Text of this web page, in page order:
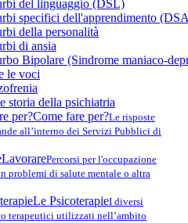
del linguaggio (DSL)
specifici dell'apprendimento
della personalità
di ansia
Bipolare (Sindrome maniaco-
le voci
storia della psichiatria
Come fare per?Le risposte
all’interno dei Servizi Pubblici di
LavorarePercorsi per l'occupazione
problemi di salute mentale o altra
Le PsicoterapieI diversi
terapeutici utilizzati nell’ambito